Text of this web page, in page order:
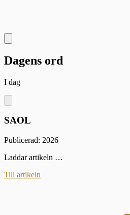
Dagens ord
I dag
SAOL
Publicerad: 2026
Laddar artikeln …
Till artikeln